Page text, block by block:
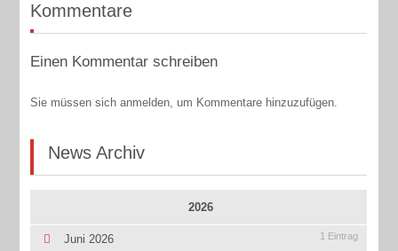
Kommentare
Einen Kommentar schreiben
Sie müssen sich anmelden, um Kommentare hinzuzufügen.
News Archiv
2026
Juni 2026 1 Eintrag